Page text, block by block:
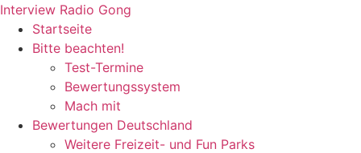
Zum
Inhalt
wechseln
Interview Radio Gong
Startseite
Bitte beachten!
Test-Termine
Bewertungssystem
Mach mit
Bewertungen Deutschland
Weitere Freizeit- und Fun Parks